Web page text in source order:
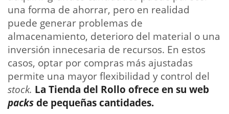
una forma de ahorrar, pero en realidad
puede generar problemas de
almacenamiento, deterioro del material o una
inversión innecesaria de recursos. En estos
casos, optar por compras más ajustadas
permite una mayor flexibilidad y control del
stock. La Tienda del Rollo ofrece en su web
packsde pequeñas cantidades.